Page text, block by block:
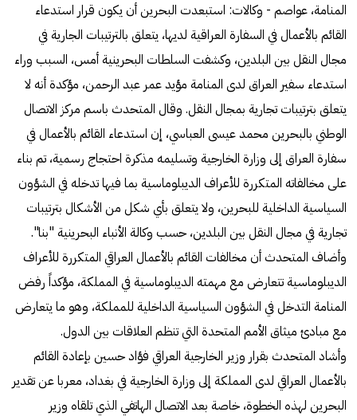
المنامة، عواصم - وكالات: استبعدت البحرين أن يكون قرار استدعاء
القائم بالأعمال في السفارة العراقية لديها، يتعلق بالترتيبات الجارية في
مجال النقل بين البلدين، وكشفت السلطات البحرينية أمس، السبب وراء
استدعاء سفير العراق لدى المنامة مؤيد عمر عبد الرحمن، مؤكدة أنه لا
يتعلق بترتيبات تجارية بمجال النقل. وقال المتحدث باسم مركز الاتصال
الوطني بالبحرين محمد عيسى العباسي، إن استدعاء القائم بالأعمال في
سفارة العراق إلى وزارة الخارجية وتسليمه مذكرة احتجاج رسمية، تم بناء
على مخالفاته المتكررة للأعراف الديبلوماسية بما فيها تدخله في الشؤون
السياسية الداخلية للبحرين، ولا يتعلق بأي شكل من الأشكال بترتيبات
تجارية في مجال النقل بين البلدين، حسب وكالة الأنباء البحرينية "بنا".
وأضاف المتحدث أن مخالفات القائم بالأعمال العراقي المتكررة للأعراف
الديبلوماسية تتعارض مع مهمته الديبلوماسية في المملكة، مؤكداً رفض
المنامة التدخل في الشؤون السياسية الداخلية للمملكة، وهو ما يتعارض
مع مبادئ ميثاق الأمم المتحدة التي تنظم العلاقات بين الدول.
وأشاد المتحدث بقرار وزير الخارجية العراقي فؤاد حسين بإعادة القائم
بالأعمال العراقي لدى المملكة إلى وزارة الخارجية في بغداد، معربا عن تقدير
البحرين لهذه الخطوة، خاصة بعد الاتصال الهاتفي الذي تلقاه وزير